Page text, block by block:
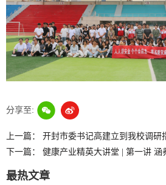
分享至:
上一篇： 开封市委书记高建立到我校调研
下一篇： 健康产业精英大讲堂 | 第一讲
最热文章